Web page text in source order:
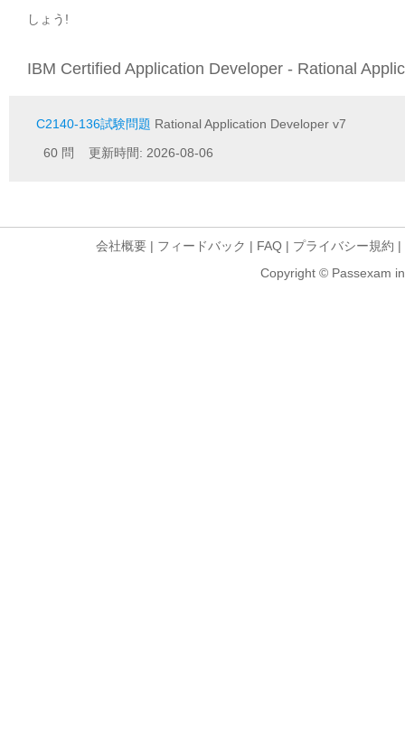
しょう!
IBM Certified Application Developer - Rational
C2140-136試験問題 Rational Application Developer v7
60 問 更新時間: 2026-08-06
会社概要 | フィードバック | FAQ | プライバシー規約 |
Copyright © Passexam